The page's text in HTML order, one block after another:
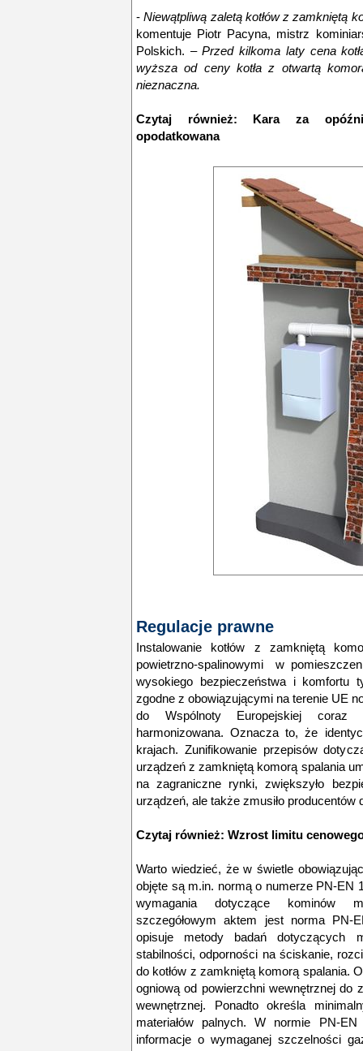
-Niewątpliwą zaletą kotłów z zamkniętą
komentuje Piotr Pacyna, mistrz
Polskich. –Przed kilkoma laty cena
wyższa od ceny kotła z otwartą
nieznaczna.
Czytaj również: Kara za
opodatkowana
Regulacje prawne
Instalowanie kotłów z zamkniętą
powietrzno-spalinowymi w
wysokiego bezpieczeństwa i komfortu
zgodne z obowiązującymi na terenie UE
do Wspólnoty Europejskiej
harmonizowana. Oznacza to, że
krajach. Zunifikowanie przepisów
urządzeń z zamkniętą komorą spalania
na zagraniczne rynki, zwiększyło
urządzeń, ale także zmusiło producentów
Czytaj również: Wzrost limitu
Warto wiedzieć, że w świetle
objęte są m.in. normą o numerze PN-EN
wymagania dotyczące kominów
szczegółowym aktem jest norma PN-
opisuje metody badań dotyczących
stabilności, odporności na ściskanie,
do kotłów z zamkniętą komorą spalania.
ogniową od powierzchni wewnętrznej do
wewnętrznej. Ponadto określa
materiałów palnych. W normie PN-
informacje o wymaganej szczelności